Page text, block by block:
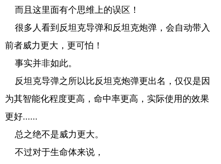
而且这里面有个思维上的误区！
很多人看到反坦克导弹和反坦克炮弹，会自动带入
前者威力更大，更可怕！
事实并非如此。
反坦克导弹之所以比反坦克炮弹更出名，仅仅是因
为其智能化程度更高，命中率更高，实际使用的效果
更好......
总之绝不是威力更大。
不过对于生命体来说，